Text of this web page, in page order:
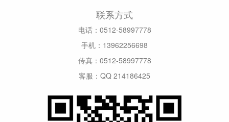
联系方式
电话：0512-58997778
手机：13962256698
传真：0512-58997778
客服：QQ 214186425